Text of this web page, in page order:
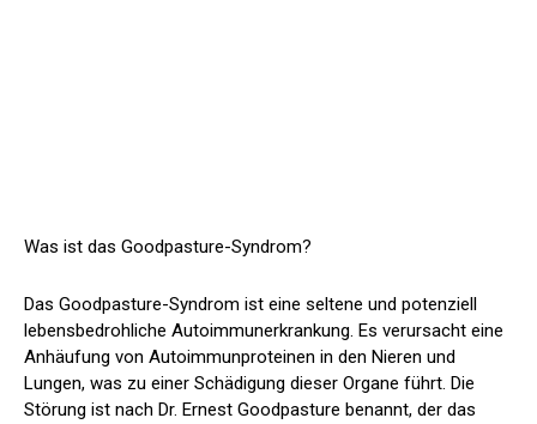
Was ist das Goodpasture-Syndrom?
Das Goodpasture-Syndrom ist eine seltene und potenziell
lebensbedrohliche Autoimmunerkrankung. Es verursacht eine
Anhäufung von Autoimmunproteinen in den Nieren und
Lungen, was zu einer Schädigung dieser Organe führt. Die
Störung ist nach Dr. Ernest Goodpasture benannt, der das